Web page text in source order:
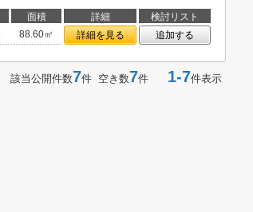
面積 詳細
検討リスト
88.60㎡ 詳細を見る 追加する
該当公開件数7件 空き数7件 1-7件表示